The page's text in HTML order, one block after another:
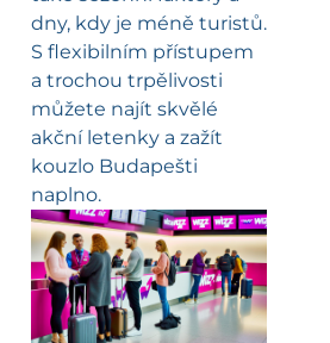
dny, kdy je méně turistů.
S flexibilním přístupem
a trochou trpělivosti
můžete najít skvělé
akční letenky a zažít
kouzlo Budapešti
naplno.